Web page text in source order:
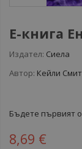
Е-книга
Издател: Сиела
Автор: Кейли Смит
Бъдете първият
8,69 €